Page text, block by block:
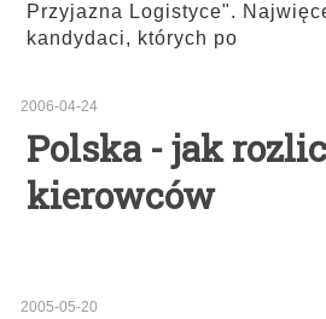
Przyjazna Logistyce".
kandydaci, których po
2006-04-24
Polska - jak
kierowców
2005-05-20